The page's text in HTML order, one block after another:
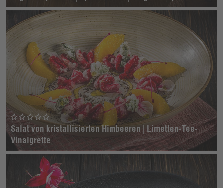
Salat von kristallisierten Himbeeren | Limetten-Tee-
Vinaigrette